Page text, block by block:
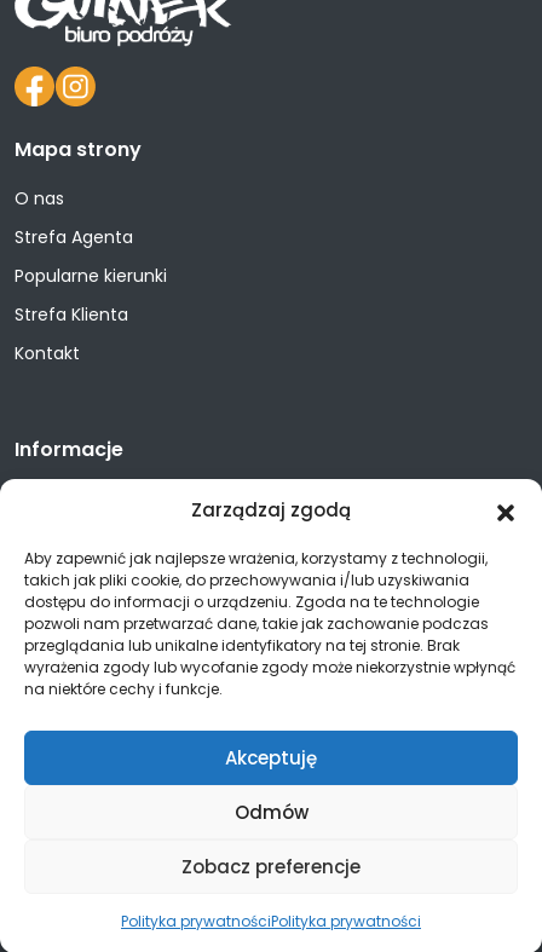
Zarządzaj zgodą
Aby zapewnić jak najlepsze wrażenia, korzystamy z technologii,
takich jak pliki cookie, do przechowywania i/lub uzyskiwania
dostępu do informacji o urządzeniu. Zgoda na te technologie
pozwoli nam przetwarzać dane, takie jak zachowanie podczas
przeglądania lub unikalne identyfikatory na tej stronie. Brak
wyrażenia zgody lub wycofanie zgody może niekorzystnie wpłynąć
na niektóre cechy i funkcje.
Akceptuję
Odmów
Zobacz preferencje
Polityka prywatnościPolityka prywatności
Mapa strony
O nas
Strefa Agenta
Popularne kierunki
Strefa Klienta
Kontakt
Informacje
Kontakt
17 852 89 31
603-302-550
biuro@guliver.rzeszow.pl
Realizacja:Koala Marketing Sp. z o.o.